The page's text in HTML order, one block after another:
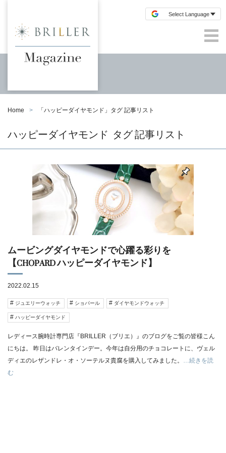
Home 「 ハッピーダイヤモンド 」タグ 記事リスト
ハッピーダイヤモンド タグ 記事リスト
ムービングダイヤモンドで心躍る彩りを
【CHOPARD ハッピーダイヤモンド】
2022.02.15
ジュエリーウォッチ ショパール ダイヤモンドウォッチ
ハッピーダイヤモンド
レディース腕時計専門店『BRILLER（ブリエ）』のブログをご覧の皆様こん
にちは。 昨日はバレンタインデー。今年は自分用のチョコレートに、ヴェル
ディエのレザンドレ・オ・ソーテルヌ貴腐を購入してみました。 …続きを読
む